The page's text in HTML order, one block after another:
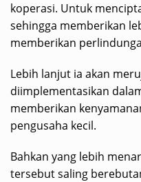
koperasi. Untuk
sehingga memberikan
memberikan
Lebih lanjut ia akan
diimplementasikan
memberikan
pengusaha kecil.
Bahkan yang lebih
tersebut saling